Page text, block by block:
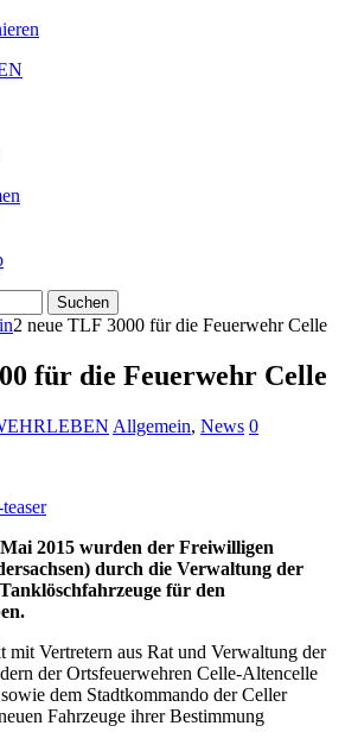
2 neue TLF 3000 für die Feuerwehr Celle
für die Feuerwehr Celle
Allgemein, News 0
2015 wurden der Freiwilligen
durch die Verwaltung der
für den
mit Vertretern aus Rat und Verwaltung der
der Ortsfeuerwehren Celle-Altencelle
dem Stadtkommando der Celler
Fahrzeuge ihrer Bestimmung